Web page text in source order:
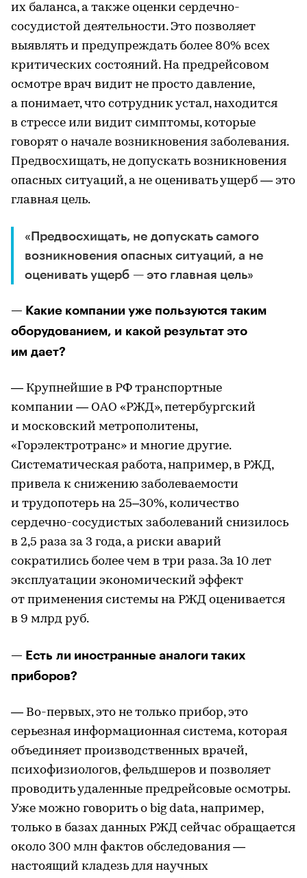
их баланса, а также оценки сердечно-
сосудистой деятельности. Это позволяет
выявлять и предупреждать более 80% всех
критических состояний. На предрейсовом
осмотре врач видит не просто давление,
а понимает, что сотрудник устал, находится
в стрессе или видит симптомы, которые
говорят о начале возникновения заболевания.
Предвосхищать, не допускать возникновения
опасных ситуаций, а не оценивать ущерб — это
главная цель.
«Предвосхищать, не допускать самого
возникновения опасных ситуаций, а не
оценивать ущерб — это главная цель»
— Какие компании уже пользуются таким
оборудованием, и какой результат это
им дает?
— Крупнейшие в РФ транспортные
компании — ОАО «РЖД», петербургский
и московский метрополитены,
«Горэлектротранс» и многие другие.
Систематическая работа, например, в РЖД,
привела к снижению заболеваемости
и трудопотерь на 25–30%, количество
сердечно-сосудистых заболеваний снизилось
в 2,5 раза за 3 года, а риски аварий
сократились более чем в три раза. За 10 лет
эксплуатации экономический эффект
от применения системы на РЖД оценивается
в 9 млрд руб.
— Есть ли иностранные аналоги таких
приборов?
— Во-первых, это не только прибор, это
серьезная информационная система, которая
объединяет производственных врачей,
психофизиологов, фельдшеров и позволяет
проводить удаленные предрейсовые осмотры.
Уже можно говорить о big data, например,
только в базах данных РЖД сейчас обращается
около 300 млн фактов обследования —
настоящий кладезь для научных